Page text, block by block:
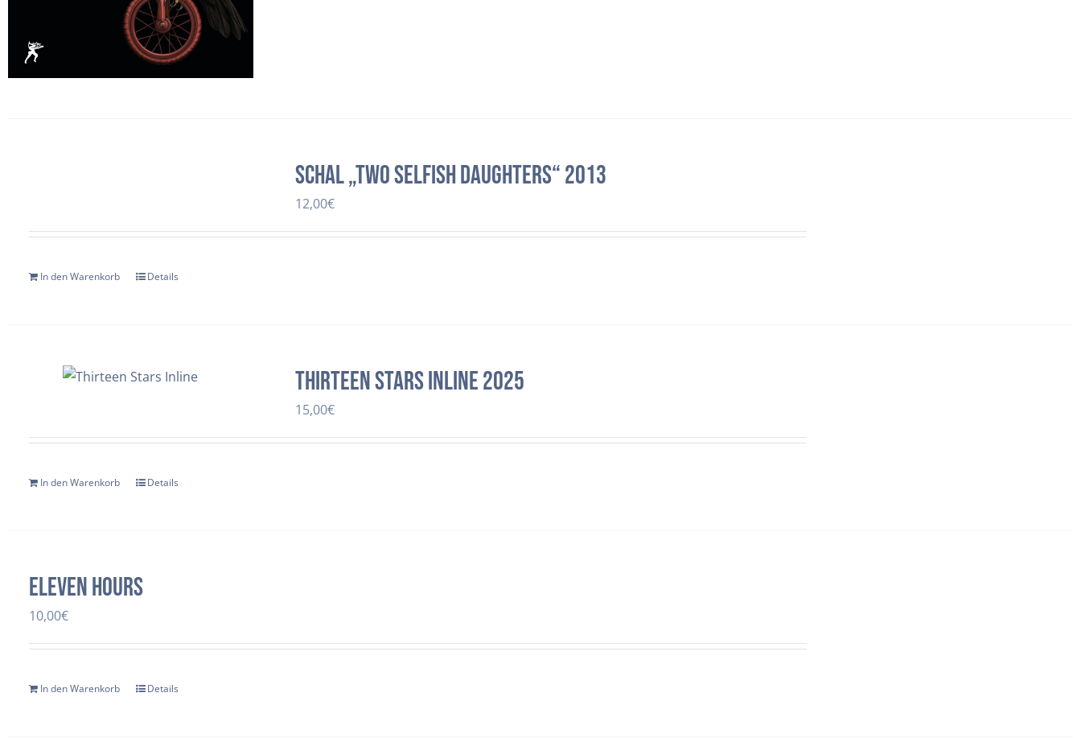
Schal „two selfish daughters“ 2013
12,00€
In den Warenkorb Details
Thirteen Stars Inline 2025
15,00€
In den Warenkorb Details
Eleven Hours
10,00€
In den Warenkorb Details